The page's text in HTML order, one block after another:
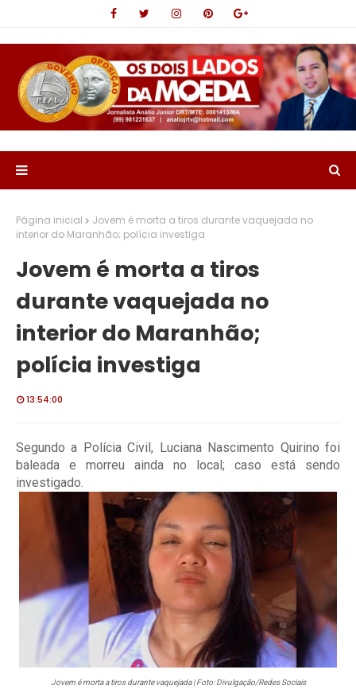
Página inicial
Jovem é morta a tiros durante vaquejada no
interior do Maranhão; polícia investiga
Jovem é morta a tiros
durante vaquejada no
interior do Maranhão;
polícia investiga
13:54:00
Segundo a Polícia Civil, Luciana Nascimento Quirino foi
baleada e morreu ainda no local; caso está sendo
investigado.
Jovem é morta a tiros durante vaquejada | Foto: Divulgação/Redes Sociais